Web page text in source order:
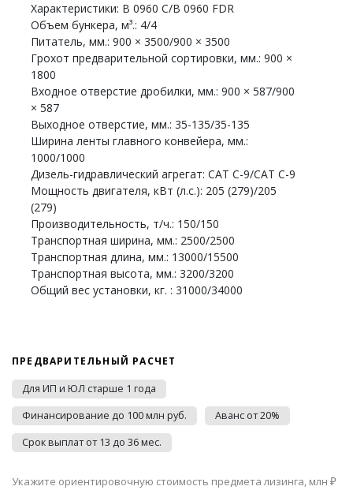
Характеристики: B 0960 C/B 0960 FDR
Объем бункера, м³.: 4/4
Питатель, мм.: 900 × 3500/900 × 3500
Грохот предварительной сортировки, мм.: 900 ×
1800
Входное отверстие дробилки, мм.: 900 × 587/900
× 587
Выходное отверстие, мм.: 35-135/35-135
Ширина ленты главного конвейера, мм.:
1000/1000
Дизель-гидравлический агрегат: CAT C-9/CAT C-9
Мощность двигателя, кВт (л.с.): 205 (279)/205
(279)
Производительность, т/ч.: 150/150
Транспортная ширина, мм.: 2500/2500
Транспортная длина, мм.: 13000/15500
Транспортная высота, мм.: 3200/3200
Общий вес установки, кг. : 31000/34000
ПРЕДВАРИТЕЛЬНЫЙ РАСЧЕТ
Для ИП и ЮЛ старше 1 года
Финансирование до 100 млн руб.
Аванс от 20%
Срок выплат от 13 до 36 мес.
Укажите ориентировочную стоимость предмета лизинга, млн ₽